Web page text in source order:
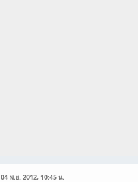
04 พ.ย. 2012, 10:45 น.